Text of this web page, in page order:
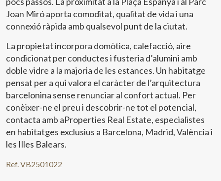
Joan Miró aporta comoditat, qualitat de vida i una
connexió ràpida amb qualsevol punt de la ciutat.
La propietat incorpora domòtica, calefacció, aire
condicionat per conductes i fusteria d’alumini amb
doble vidre a la majoria de les estances. Un habitatge
pensat per a qui valora el caràcter de l’arquitectura
barcelonina sense renunciar al confort actual. Per
conèixer-ne el preu i descobrir-ne tot el potencial,
contacta amb aProperties Real Estate, especialistes
en habitatges exclusius a Barcelona, Madrid, València i
les Illes Balears.
Ref. VB2501022
Modificar cookies
Tècniques i funcionals
Sempre activades
Aquest lloc web utilitza cookies pròpies per recopilar
informació amb la finalitat de millorar els nostres serveis.
Si continua navegant, suposa l'acceptació de la instal·lació
de les mateixes. L'usuari té la possibilitat de configurar el
navegador podent, si així ho desitja, impedir que siguin
instal·lades al disc dur, encara que haurà de tenir en
compte que aquesta acció podrà ocasionar dificultats de